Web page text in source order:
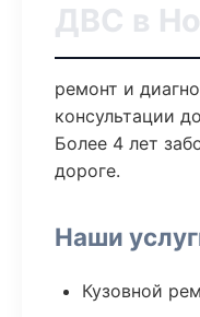
ДВС в
ремонт и
консультации
Более 4 лет
дороге.
Наши
Кузовной